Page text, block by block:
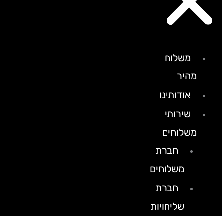
משלוח
מהיר
אודותינו
שירותי
משלוחים
חברת
משלוחים
חברת
שליחויות